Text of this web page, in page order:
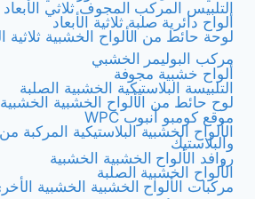
التلبيس المركب المجوف ثلاثي الأبعاد
ألواح دائرية صلبة ثلاثية الأبعاد
لوحة حائط من الألواح الخشبية ثلاثية
مركب البوليمر الخشبي
ألواح خشبية مجوفة
التلبيسة البلاستيكية الخشبية الصلبة
لوح حائط من الألواح الخشبية الخشبية
موقع كومبو أنبوب WPC
الألواح الخشبية البلاستيكية
والبلاستيك
روافد الألواح الخشبية الخشبية
الألواح الخشبية الصلبة
مركبات الألواح الخشبية الخشبية